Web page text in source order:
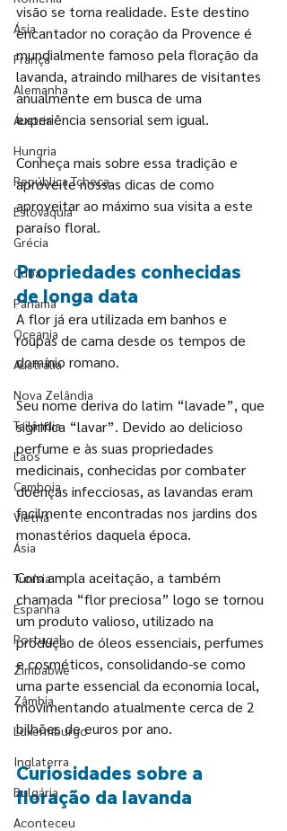
Ásia
França
Alemanha
Áustria
Hungria
República Tcheca
Eslováquia
Grécia
Cuba
Panamá
Oceania
Austrália
Nova Zelândia
Tailândia
Laos
Camboja
Vietnã
Ásia
Tunísia
Espanha
Portugal
Zimbabwe
Zâmbia
Luxermburgo
Inglaterra
Bulgária
Aconteceu
visão se torna realidade. Este destino
encantador no coração da Provence é
mundialmente famoso pela floração da
lavanda, atraindo milhares de visitantes
anualmente em busca de uma
experiência sensorial sem igual.
Conheça mais sobre essa tradição e
aproveite nossas dicas de como
aproveitar ao máximo sua visita a este
paraíso floral.
Propriedades conhecidas
de longa data
A flor já era utilizada em banhos e
roupas de cama desde os tempos de
domínio romano.
Seu nome deriva do latim “lavade”, que
significa “lavar”. Devido ao delicioso
perfume e às suas propriedades
medicinais, conhecidas por combater
doenças infecciosas, as lavandas eram
facilmente encontradas nos jardins dos
monastérios daquela época.
Com ampla aceitação, a também
chamada “flor preciosa” logo se tornou
um produto valioso, utilizado na
produção de óleos essenciais, perfumes
e cosméticos, consolidando-se como
uma parte essencial da economia local,
movimentando atualmente cerca de 2
bilhões de euros por ano.
Curiosidades sobre a
floração da lavanda